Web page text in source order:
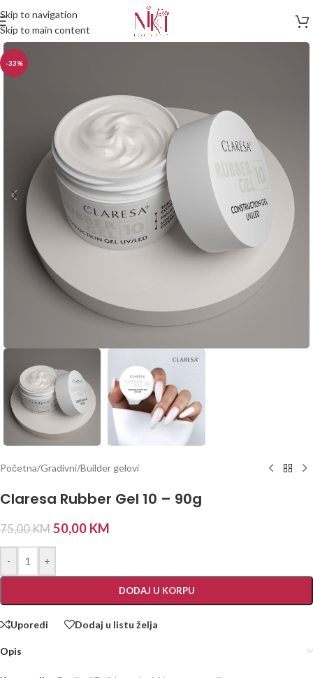
Skip to navigation
Skip to main content
-33%
Početna/Gradivni/Builder gelovi
Claresa Rubber Gel 10 – 90g
75,00KM 50,00 KM
- +
DODAJ U KORPU
Uporedi Dodaj u listu želja
Opis